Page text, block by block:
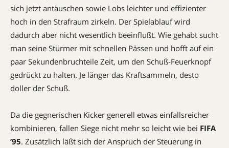
sich jetzt antäuschen sowie Lobs leichter und effizienter
hoch in den Strafraum zirkeln. Der Spielablauf wird
dadurch aber nicht wesentlich beeinflußt. Wie gehabt sucht
man seine Stürmer mit schnellen Pässen und hofft auf ein
paar Sekundenbruchteile Zeit, um den Schuß-Feuerknopf
gedrückt zu halten. Je länger das Kraftsammeln, desto
doller der Schuß.
Da die gegnerischen Kicker generell etwas einfallsreicher
kombinieren, fallen Siege nicht mehr so leicht wie bei FIFA
’95. Zusätzlich läßt sich der Anspruch der Steuerung in